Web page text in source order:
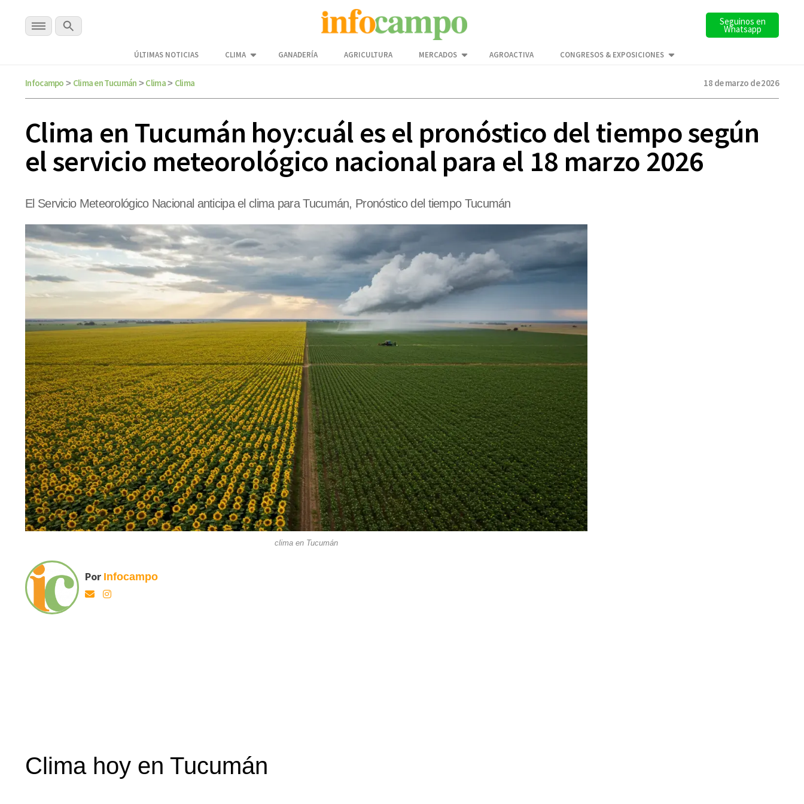
Seguinos en
Whatsapp
ÚLTIMAS NOTICIAS CLIMA GANADERÍA AGRICULTURA MERCADOS AGROACTIVA CONGRESOS & EXPOSICIONES
Infocampo > Clima en Tucumán > Clima> Clima 18 de marzo de 2026
Clima en Tucumán hoy:cuál es el pronóstico del tiempo según
el servicio meteorológico nacional para el 18 marzo 2026
El Servicio Meteorológico Nacional anticipa el clima para Tucumán, Pronóstico del tiempo Tucumán
clima en Tucumán
Por Infocampo
Clima hoy en Tucumán